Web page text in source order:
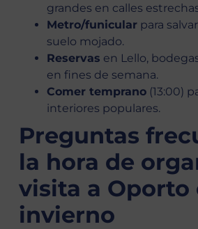
grandes en calles
Metro/funicularpara
suelo mojado.
Reservas en Lello,
en fines de semana.
Comer temprano(13:00)
interiores populares.
Preguntas
la hora de
visita a Oporto
invierno